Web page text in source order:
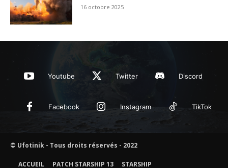
16 octobre 2025
Youtube Twitter Discord
Facebook Instagram TikTok
© Ufotinik - Tous droits réservés - 2022
ACCUEIL PATCH STARSHIP 13 STARSHIP